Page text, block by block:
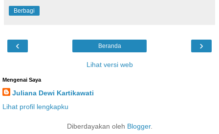
Berbagi
‹ ›
Beranda
Lihat versi web
Mengenai Saya
Juliana Dewi Kartikawati
Lihat profil lengkapku
Diberdayakan oleh Blogger.